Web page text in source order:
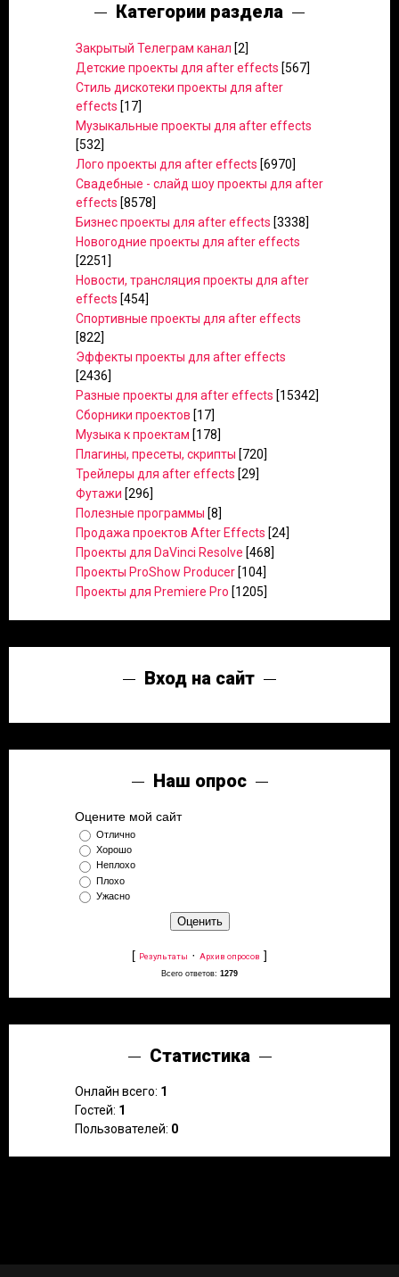
Категории раздела
Закрытый Телеграм канал [2]
Детские проекты для after effects [567]
Стиль дискотеки проекты для after
effects [17]
Музыкальные проекты для after effects
[532]
Лого проекты для after effects [6970]
Свадебные - слайд шоу проекты для after
effects [8578]
Бизнес проекты для after effects [3338]
Новогодние проекты для after effects
[2251]
Новости, трансляция проекты для after
effects [454]
Спортивные проекты для after effects
[822]
Эффекты проекты для after effects
[2436]
Разные проекты для after effects [15342]
Сборники проектов [17]
Музыка к проектам [178]
Плагины, пресеты, скрипты [720]
Трейлеры для after effects [29]
Футажи [296]
Полезные программы [8]
Продажа проектов After Effects [24]
Проекты для DaVinci Resolve [468]
Проекты ProShow Producer [104]
Проекты для Premiere Pro [1205]
Вход на сайт
Наш опрос
Оцените мой сайт
Отлично
Хорошо
Неплохо
Плохо
Ужасно
[ Результаты · Архив опросов ]
Всего ответов: 1279
Статистика
Онлайн всего: 1
Гостей: 1
Пользователей: 0